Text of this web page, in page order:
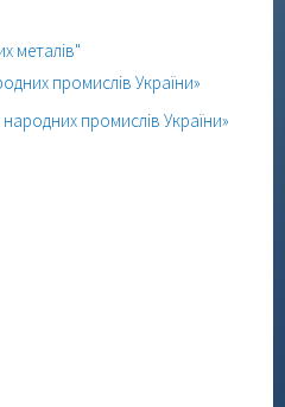
металів"
промислів України»
промислів України»